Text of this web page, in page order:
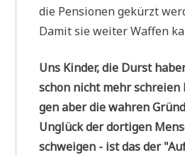
die Pen­sio­nen gekürzt
Damit sie wei­ter Waf­fen
Uns Kin­der, die Durst
schon nicht mehr
gen aber die wah­ren
Unglück der dor­ti­gen
schwei­gen - ist das der